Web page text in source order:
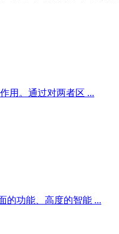
用。通过对两者区 ...
的功能、高度的智能 ...